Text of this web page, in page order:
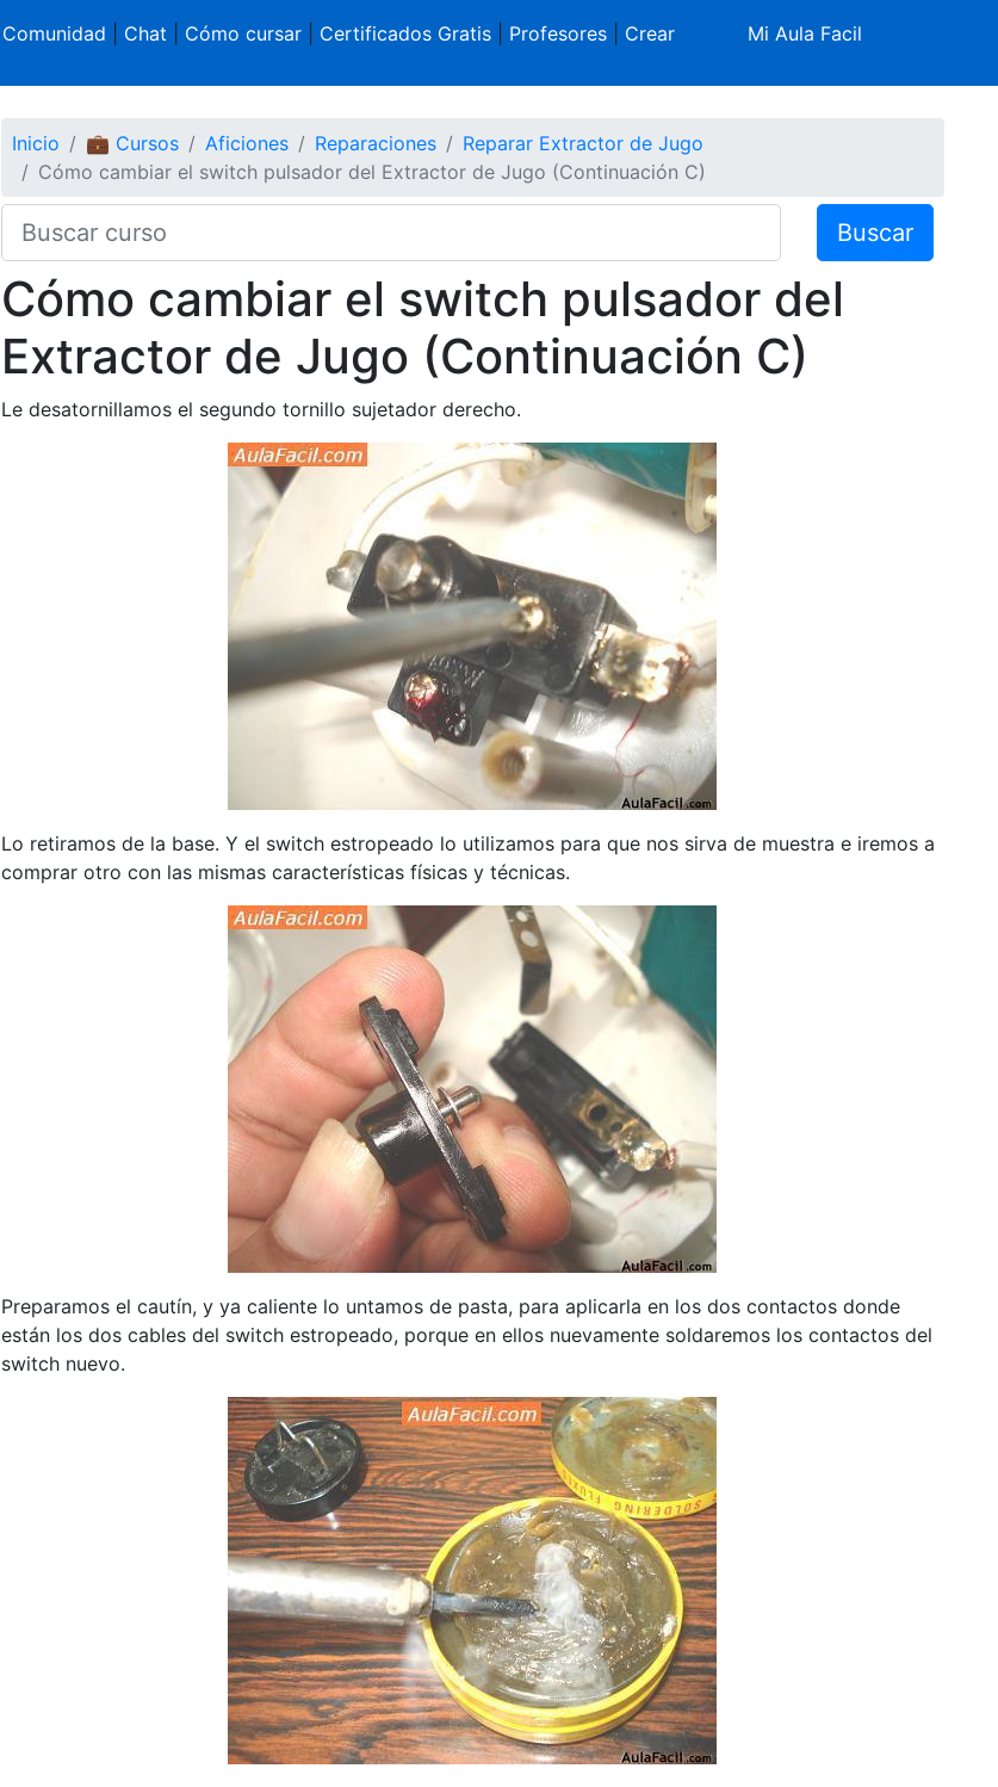
Comunidad Chat Cómo cursar| Certificados Gratis| Profesores| Crear
Mi Aula Facil
Inicio 💼 Cursos Aficiones Reparaciones
Reparar Extractor de Jugo
Cómo cambiar el switch pulsador del Extractor de Jugo (Continuación C)
Buscar
Cómo cambiar el switch pulsador del
Extractor de Jugo (Continuación C)
Le desatornillamos el segundo tornillo sujetador derecho.
Lo retiramos de la base. Y el switch estropeado lo utilizamos para que nos sirva de muestra e iremos a
comprar otro con las mismas características físicas y técnicas.
Preparamos el cautín, y ya caliente lo untamos de pasta, para aplicarla en los dos contactos donde
están los dos cables del switch estropeado, porque en ellos nuevamente soldaremos los contactos del
switch nuevo.